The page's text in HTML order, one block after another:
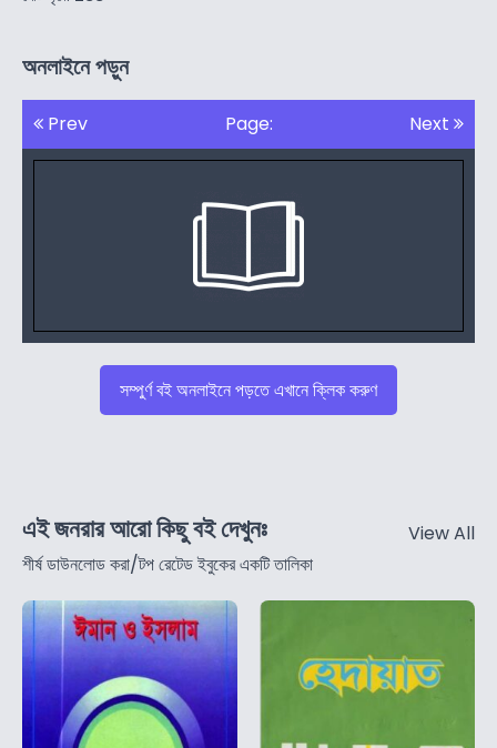
অনলাইনে পড়ুন
Prev Page: Next
সম্পুর্ণ বই অনলাইনে পড়তে এখানে ক্লিক করুণ
এই জনরার আরো কিছু বই দেখুনঃ
শীর্ষ ডাউনলোড করা/টপ রেটেড ইবুকের একটি তালিকা
View All